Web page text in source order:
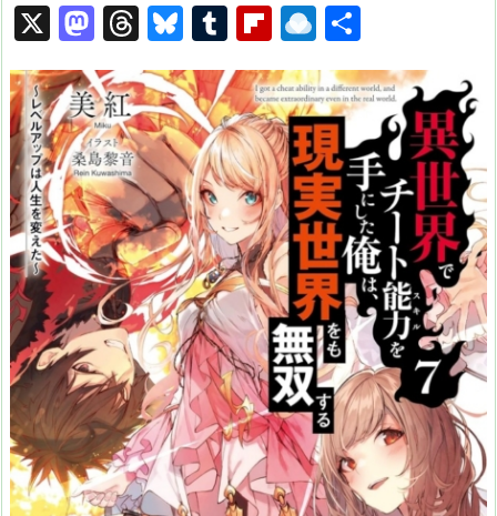
X
M
a
st
o
d
o
n
T
hr
e
a
d
s
Bl
u
e
s
k
y
T
u
m
bl
r
Fl
ip
b
o
ar
d
R
ai
n
dr
o
p.
io
有